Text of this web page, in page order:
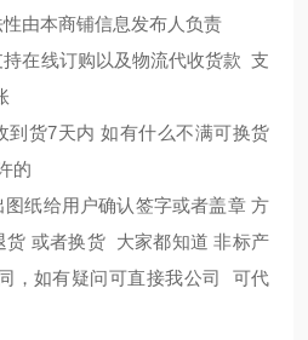
由本商铺信息发布人负责
在线订购以及物流代收货款 支
到货7天内 如有什么不满可换货
的
纸给用户确认签字或者盖章 方
货 或者换货 大家都知道 非标产
，如有疑问可直接我公司 可代